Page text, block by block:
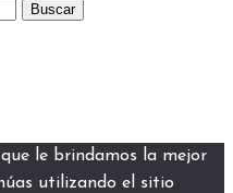
le brindamos la mejor
utilizando el sitio